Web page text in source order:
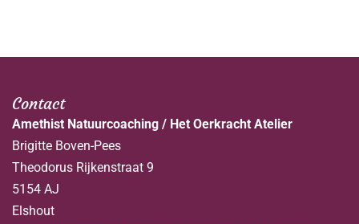
Contact
Amethist Natuurcoaching / Het Oerkracht Atelier
Brigitte Boven-Pees
Theodorus Rijkenstraat 9
5154 AJ
Elshout